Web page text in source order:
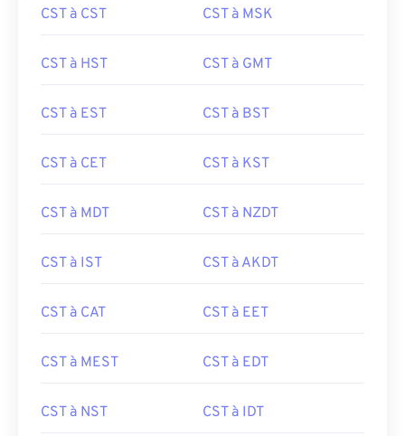
CST à CST CST à MSK
CST à HST CST à GMT
CST à EST CST à BST
CST à CET CST à KST
CST à MDT CST à NZDT
CST à IST CST à AKDT
CST à CAT CST à EET
CST à MEST CST à EDT
CST à NST CST à IDT